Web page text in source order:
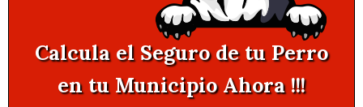
Calcula el Seguro de tu Perro
en tu Municipio Ahora !!!